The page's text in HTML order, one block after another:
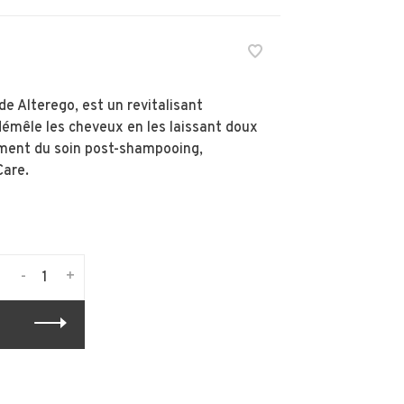
Alterego, est un revitalisant
les cheveux en les laissant doux
du soin post-shampooing,
+
-